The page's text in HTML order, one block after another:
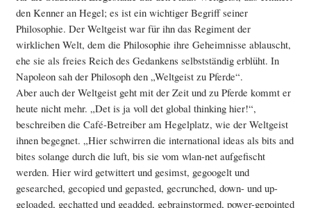
den Kenner an Hegel; es ist ein wichtiger Begriff seiner
Philosophie. Der Weltgeist war für ihn das Regiment der
wirklichen Welt, dem die Philosophie ihre Geheimnisse ablauscht,
ehe sie als freies Reich des Gedankens selbstständig erblüht. In
Napoleon sah der Philosoph den „Weltgeist zu Pferde“.
Aber auch der Weltgeist geht mit der Zeit und zu Pferde kommt er
heute nicht mehr. „Det is ja voll det global thinking hier!“,
beschreiben die Café-Betreiber am Hegelplatz, wie der Weltgeist
ihnen begegnet. „Hier schwirren die international ideas als bits and
bites solange durch die luft, bis sie vom wlan-net aufgefischt
werden. Hier wird getwittert und gesimst, gegoogelt und
gesearched, gecopied und gepasted, gecrunched, down- und up-
geloaded, gechatted und geadded, gebrainstormed, power-gepointed